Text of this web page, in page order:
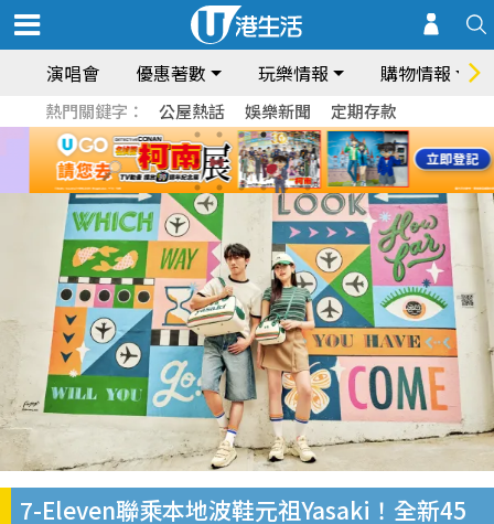
演唱會 優惠著數 玩樂情報 購物情報
熱門關鍵字： 公屋熱話 娛樂新聞 定期存款
7-Eleven聯乘本地波鞋元祖Yasaki！全新45